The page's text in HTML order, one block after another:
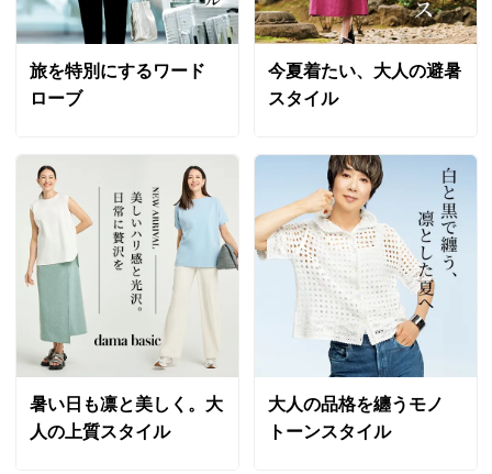
2026/04/24
商品担当者より
ついてご満足いただけず申し訳ございません。今
後、改善するよう気を付けてまいります。
今後とも、So Close,をよろしくお願いいたします。
ブラックＸオフホワイト ＬＬ
大阪府 50代女性 身長 : 169cm 普段のサイズ : L
購入したサイズで「ちょうどよかった」
いつも着ていふサイズでちょうどでした。
旅を特別にするワード
ローブ
今夏着たい、大人の避暑
スタイル
暑い日も凛と美しく。大
人の上質スタイル
大人の品格を纏うモノ
トーンスタイル